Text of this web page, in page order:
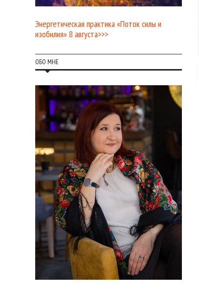
Энергетическая практика «Поток силы и
изобилия» 8 августа>>>
ОБО МНЕ